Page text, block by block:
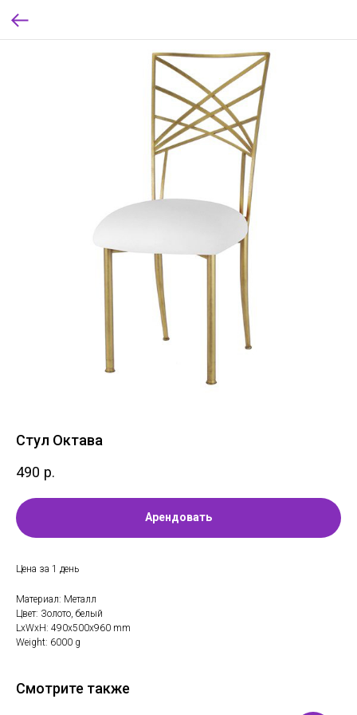
Стул Октава
490 р.
Арендовать
Цена за 1 день
Материал: Металл
Цвет: Золото, белый
LxWxH: 490x500x960 mm
Weight: 6000 g
Смотрите также